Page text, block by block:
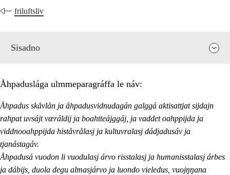
friluftsliv
Sisadno
Åhpaduslága ulmmeparagráffa le náv:
Åhpadus skåvlån ja åhpadusvidnudagán galggá aktisattjat sijdajn
rahpat uvsájt væráldij ja boahtteájggáj, ja vaddet oahppijda ja
viddnooahppijda histåvrålasj ja kultuvralasj dádjadusáv ja
tjanástagáv.
Åhpadusá vuodon li vuodulasj árvo risstalasj ja humanisstalasj árbes
ja dábijs, duola degu almasjárvo ja luondo vieledus, vuojŋŋana